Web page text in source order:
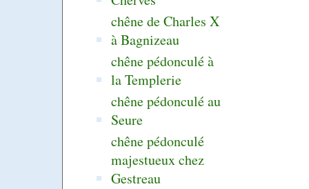
chêne de Charles X
à Bagnizeau
chêne pédonculé à
la Templerie
chêne pédonculé au
Seure
chêne pédonculé
majestueux chez
Gestreau